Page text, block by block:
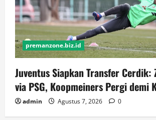
premanzone.biz.id
Juventus Siapkan Transfer Cerdik:
via PSG, Koopmeiners Pergi demi
admin Agustus 7, 2026 0